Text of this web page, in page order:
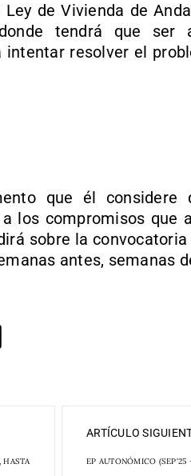
de Vivienda de
tendrá que ser
intentar resolver el
que él considere
los compromisos que
sobre la
antes, semanas
HASTA
ARTÍCULO
EP AUTONÓMICO (SEP'25